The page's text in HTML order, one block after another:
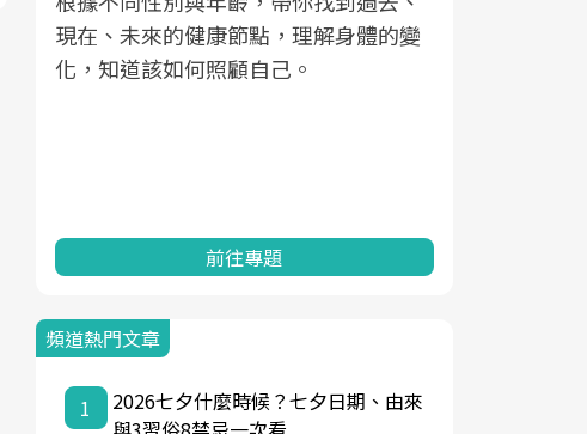
現在、未來的健康節點，理解身體的變
化，知道該如何照顧自己。
前往專題
頻道熱門文章
1
2026七夕什麼時候？七夕日期、由來